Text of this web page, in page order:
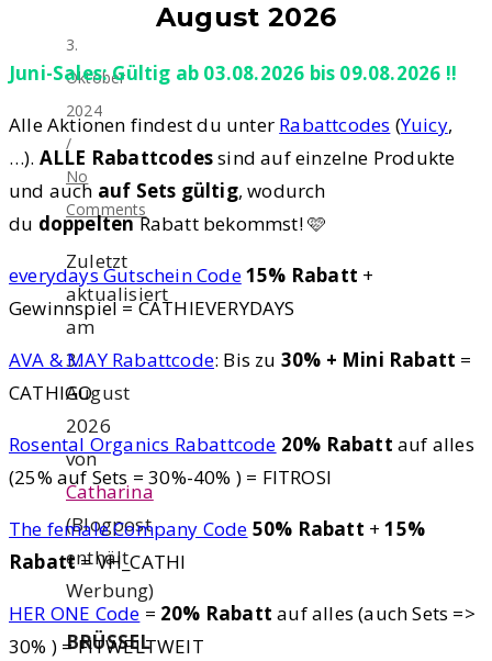
3.
Oktober
2024
/
No
Comments
Zuletzt
aktualisiert
am
3.
August
2026
von
Catharina
(Blogpost
enthält
Werbung)
BRÜSSEL
August 2026
Juni-Sales: Gültig ab 03.08.2026 bis 09.08.2026 !!
Alle Aktionen findest du unter Rabattcodes (Yuicy,
…). ALLE Rabattcodessind auf einzelne Produkte
und auch auf Sets gültig, wodurch
du doppeltenRabatt bekommst! 🩷
everydays Gutschein Code15% Rabatt +
Gewinnspiel = CATHIEVERYDAYS
AVA & MAY Rabattcode: Bis zu 30% + Mini Rabatt =
CATHIGO
Rosental Organics Rabattcode 20% Rabatt auf alles
(25% auf Sets = 30%-40% ) = FITROSI
The female Company Code 50% Rabatt +15%
Rabatt= VH_CATHI
HER ONE Code = 20% Rabatt auf alles (auch Sets =>
30% ) = FITWELTWEIT